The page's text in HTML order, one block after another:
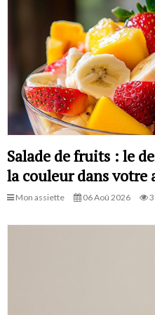
Salade de fruits : le
la couleur dans votre
Mon assiette 06 Aoû 2026